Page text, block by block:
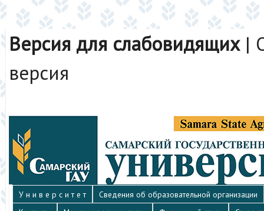
Версия для слабовидящих|
версия
У н и в е р с и т е т
Сведения об образовательной организации